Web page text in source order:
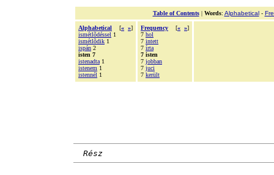
Table of Contents| Words: Alphabetical-
Alphabetical [« »]
ismétlõdéssel 1
ismétlõdik 1
ispán 2
isten 7
istenadta 1
istenem 1
istennél 1
Frequency [« »]
7 hol
7 intett
7 írta
7 isten
7 jobban
7 juci
7 került
Rész